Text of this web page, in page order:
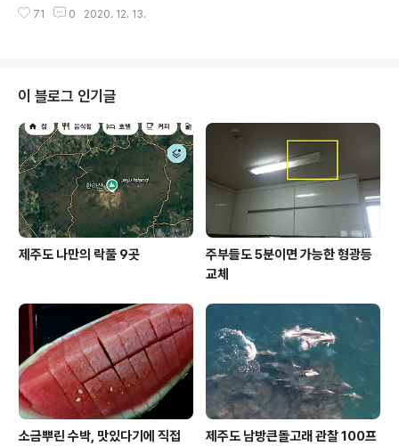
용한 제품을 개발하고 제주테크노파크 생물종다양성연구
우리의 생명을 위협할 것이고, 인류는 이에 대응해서 새로
동을 받았습니다. 일상 속에서 배출되는 쓰레기를 최소화
하고 줄여나가기 위한 노력, 자신의 소비와 생산이 사회, 환
경 등 넓은 범위에서 어떠한 영향을 주는지 깊이 생각하고
책임감 있게 소비하고 또한 재사용하는 지속 가능한 삶을
추구하자는 뜻의 ‘제로웨이스트’. 꿋꿋하게 그것을 실천해
가는 곳입니다. 비싼 생리대를 ..
71 0 2020. 12. 13.
이 블로그 인기글
제주도 나만의 락풀 9곳
주부들도 5분이면 가능한 형광등
교체
소금뿌린 수박, 맛있다기에 직접
제주도 남방큰돌고래 관찰 100프